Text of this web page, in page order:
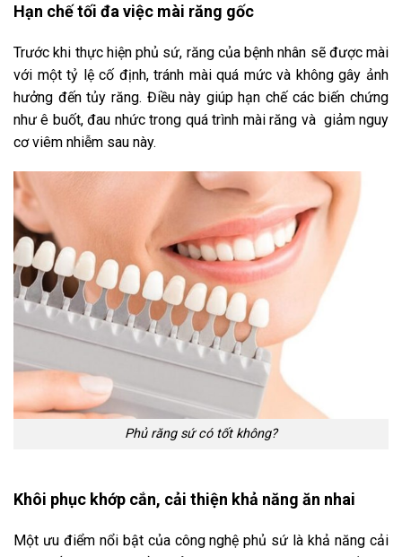
Hạn chế tối đa việc mài răng gốc
Trước khi thực hiện phủ sứ, răng của bệnh nhân sẽ được mài
với một tỷ lệ cố định, tránh mài quá mức và không gây ảnh
hưởng đến tủy răng. Điều này giúp hạn chế các biến chứng
như ê buốt, đau nhức trong quá trình mài răng và giảm nguy
cơ viêm nhiễm sau này.
Phủ răng sứ có tốt không?
Khôi phục khớp cắn, cải thiện khả năng ăn nhai
Một ưu điểm nổi bật của công nghệ phủ sứ là khả năng cải